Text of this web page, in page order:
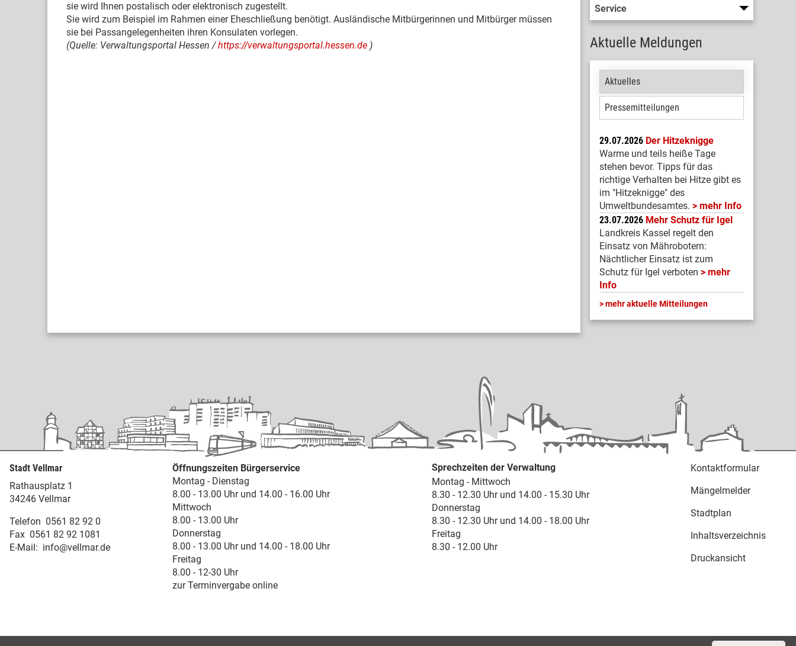
Service
Aktuelle Meldungen
Aktuelles
Pressemitteilungen
29.07.2026 Der Hitzeknigge
Warme und teils heiße Tage
stehen bevor. Tipps für das
richtige Verhalten bei Hitze gibt es
im "Hitzeknigge" des
Umweltbundesamtes.
mehr Info
23.07.2026 Mehr Schutz für Igel
Landkreis Kassel regelt den
Einsatz von Mährobotern:
Nächtlicher Einsatz ist zum
Schutz für Igel verboten
mehr
Info
mehr aktuelle Mitteilungen
sie wird Ihnen postalisch oder elektronisch zugestellt.
Sie wird zum Beispiel im Rahmen einer Eheschließung benötigt. Ausländische Mitbürgerinnen und Mitbürger müssen
sie bei Passangelegenheiten ihren Konsulaten vorlegen.
(Quelle: Verwaltungsportal Hessen /https://verwaltungsportal.hessen.de )
Stadt Vellmar
Rathausplatz 1
34246 Vellmar
Telefon 0561 82 92 0
Fax 0561 82 92 1081
E-Mail: info@vellmar.de
Öffnungszeiten Bürgerservice
Montag - Dienstag
8.00 - 13.00 Uhr und 14.00 - 16.00 Uhr
Mittwoch
8.00 - 13.00 Uhr
Donnerstag
8.00 - 13.00 Uhr und 14.00 - 18.00 Uhr
Freitag
8.00 - 12-30 Uhr
zur Terminvergabe online
Sprechzeiten der Verwaltung
Montag - Mittwoch
8.30 - 12.30 Uhr und 14.00 - 15.30 Uhr
Donnerstag
8.30 - 12.30 Uhr und 14.00 - 18.00 Uhr
Freitag
8.30 - 12.00 Uhr
Kontaktformular
Mängelmelder
Stadtplan
Inhaltsverzeichnis
Druckansicht